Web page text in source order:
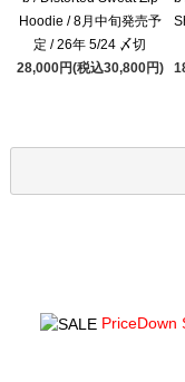
Hoodie / 8月中旬発売予
定 / 26年 5/24 〆切
28,000円(税込30,800円)
PriceDown